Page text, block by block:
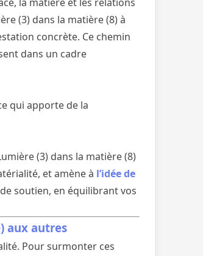
(3) dans la matière (8) à
concrète. Ce chemin
dans un cadre
qui apporte de la
(3) dans la matière (8)
et amène à l’idée de
soutien, en équilibrant vos
aux autres
Pour surmonter ces